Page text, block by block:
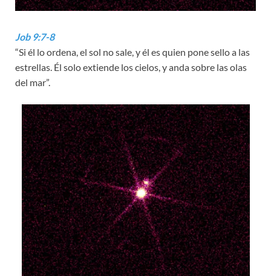
Job 9:7-8
“Si él lo ordena, el sol no sale, y él es quien pone sello a las
estrellas. Él solo extiende los cielos, y anda sobre las olas
del mar”.